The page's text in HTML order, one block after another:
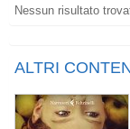
Nessun risultato
ALTRI